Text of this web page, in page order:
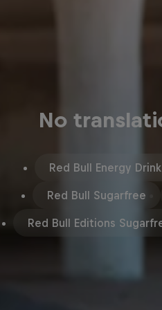
No
Red Bull Energy Drink
Red Bull Sugarfree
Red Bull Editions